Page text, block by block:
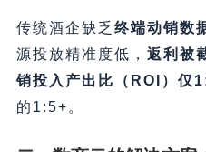
传统酒企缺乏 终端动销数
源投放精准度低，​ 返利被
销投入产出比（ROI）仅
的1:5+。